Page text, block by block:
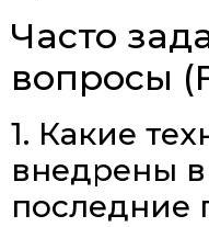
Часто
вопросы
1. Какие
внедрены в
последние